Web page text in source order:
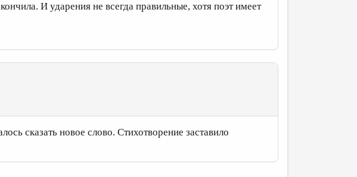
И ударения не всегда правильные, хотя поэт имеет
сказать новое слово. Стихотворение заставило